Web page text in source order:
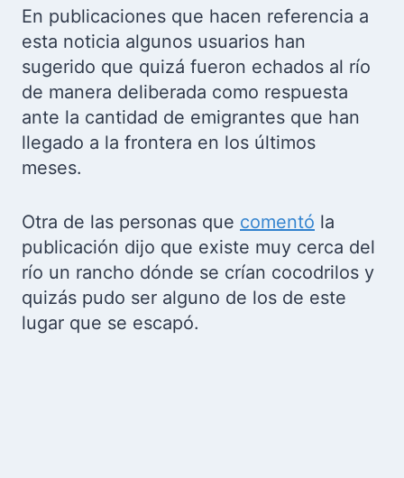
En publicaciones que hacen referencia a
esta noticia algunos usuarios han
sugerido que quizá fueron echados al río
de manera deliberada como respuesta
ante la cantidad de emigrantes que han
llegado a la frontera en los últimos
meses.
Otra de las personas que comentó la
publicación dijo que existe muy cerca del
río un rancho dónde se crían cocodrilos y
quizás pudo ser alguno de los de este
lugar que se escapó.